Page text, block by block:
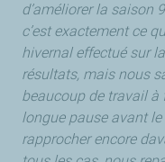
d’améliorer la saison
c’est exactement ce
hivernal effectué sur
résultats, mais nous
beaucoup de travail à
longue pause avant
rapprocher encore